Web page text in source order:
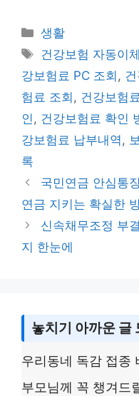
p
y
Li
n
k
s
a
g
e
Categories
생활
Tags
건강보험 자동이체
강보험료 PC 조회 ,
험료 조회 , 건강보험
인, 건강보험료 확인
강보험료 납부내역,
록
국민연금 안심통
연금 지키는 확실한
신속채무조정 부
지 한눈에
놓치기 아까운 글
우리동네 독감 접종
부모님께 꼭 챙겨드